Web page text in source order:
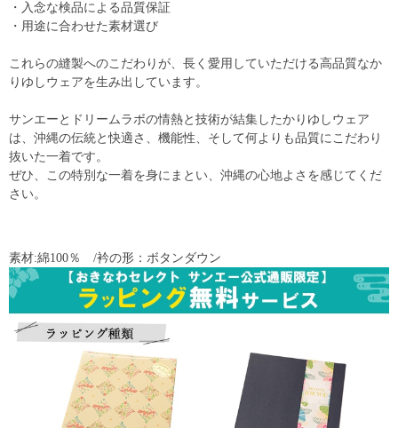
・入念な検品による品質保証
・用途に合わせた素材選び
これらの縫製へのこだわりが、長く愛用していただける高品質なか
りゆしウェアを生み出しています。
サンエーとドリームラボの情熱と技術が結集したかりゆしウェア
は、沖縄の伝統と快適さ、機能性、そして何よりも品質にこだわり
抜いた一着です。
ぜひ、この特別な一着を身にまとい、沖縄の心地よさを感じてくだ
さい。
素材:綿100％ /衿の形：ボタンダウン